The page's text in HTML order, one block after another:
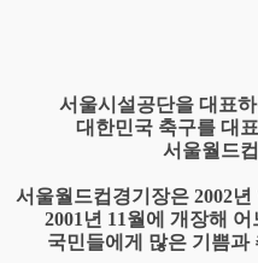
서울시설공단을 대표
대한민국 축구를 대
서울월드
서울월드컵경기장은 2002
2001년 11월에 개장해
국민들에게 많은 기쁨과